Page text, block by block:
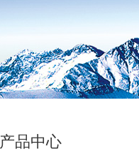
产品中心